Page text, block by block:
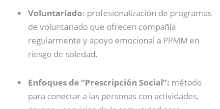
Voluntariado: profesionalización de programas
de voluntariado que ofrecen compañía
regularmente y apoyo emocional a PPMM en
riesgo de soledad.
Enfoques de “Prescripción Social”: método
para conectar a las personas con actividades,